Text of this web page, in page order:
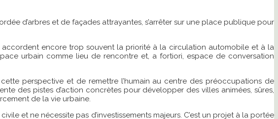
d’arbres et de façades attrayantes, s’arrêter sur une place publique pour
accordent encore trop souvent la priorité à la circulation automobile et à la
urbain comme lieu de rencontre et, a fortiori, espace de conversation
perspective et de remettre l’humain au centre des préoccupations de
des pistes d’action concrètes pour développer des villes animées, sûres,
de la vie urbaine.
et ne nécessite pas d’investissements majeurs. C’est un projet à la portée